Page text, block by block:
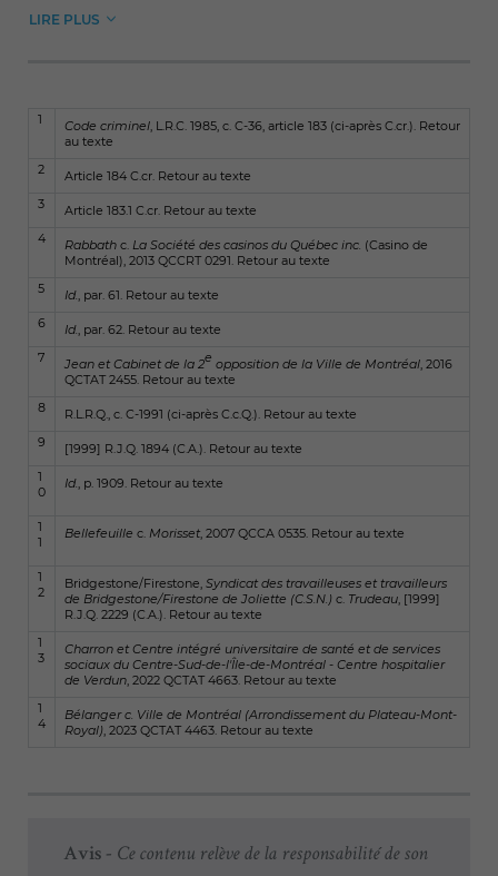
LIRE PLUS
1 Code criminel , L.R.C. 1985, c. C-36, article 183 (ci-après C.cr.). Retour
au texte
2
Article 184 C.cr. Retour au texte
3
Article 183.1 C.cr. Retour au texte
4
Rabbath c. La Société des casinos du Québec inc. (Casino de
Montréal), 2013 QCCRT 0291. Retour au texte
5
Id. , par. 61. Retour au texte
6
Id. , par. 62. Retour au texte
7
Jean et Cabinet de la 2e opposition de la Ville de Montréal , 2016
QCTAT 2455. Retour au texte
8
R.L.R.Q., c. C-1991 (ci-après C.c.Q.). Retour au texte
9
[1999] R.J.Q. 1894 (C.A.). Retour au texte
1
0
Id. , p. 1909. Retour au texte
1
1
Bellefeuille c. Morisset , 2007 QCCA 0535. Retour au texte
1
2
Bridgestone/Firestone, Syndicat des travailleuses et travailleurs
de Bridgestone/Firestone de Joliette (C.S.N.) c. Trudeau , [1999]
R.J.Q. 2229 (C.A.). Retour au texte
1
3
Charron et Centre intégré universitaire de santé et de services
sociaux du Centre-Sud-de-l'Île-de-Montréal - Centre hospitalier
de Verdun , 2022 QCTAT 4663. Retour au texte
1
4
Bélanger c. Ville de Montréal (Arrondissement du Plateau-Mont-
Royal) , 2023 QCTAT 4463. Retour au texte
Avis - Ce contenu relève de la responsabilité de son